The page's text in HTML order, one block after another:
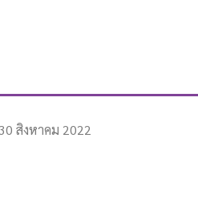
สิงหาคม 2022